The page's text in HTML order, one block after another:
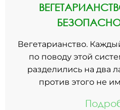
Вегетарианство.
по поводу этой
разделились на два
против этого не